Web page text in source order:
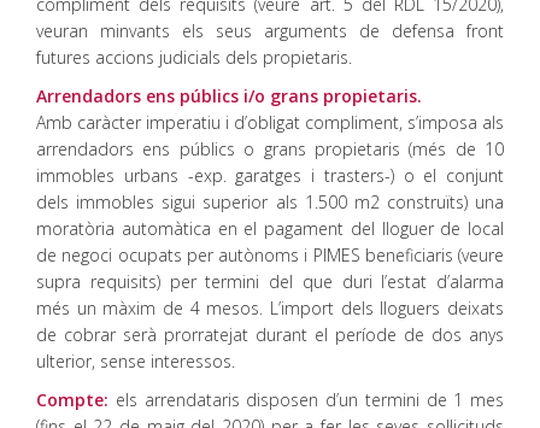
veuran minvants els seus arguments de defensa front
futures accions judicials dels propietaris.
Arrendadors ens públics i/o grans propietaris.
Amb caràcter imperatiu i d’obligat compliment, s’imposa als
arrendadors ens públics o grans propietaris (més de 10
immobles urbans -exp. garatges i trasters-) o el conjunt
dels immobles sigui superior als 1.500 m2 construïts) una
moratòria automàtica en el pagament del lloguer de local
de negoci ocupats per autònoms i PIMES beneficiaris (veure
supra requisits) per termini del que duri l’estat d’alarma
més un màxim de 4 mesos. L’import dels lloguers deixats
de cobrar serà prorratejat durant el període de dos anys
ulterior, sense interessos.
Compte: els arrendataris disposen d’un termini de 1 mes